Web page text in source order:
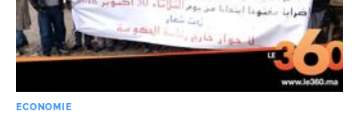
ECONOMIE